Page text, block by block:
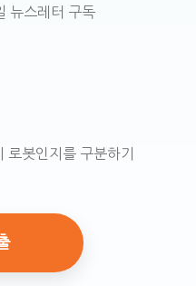
뉴스레터 구독
로봇인지를 구분하기